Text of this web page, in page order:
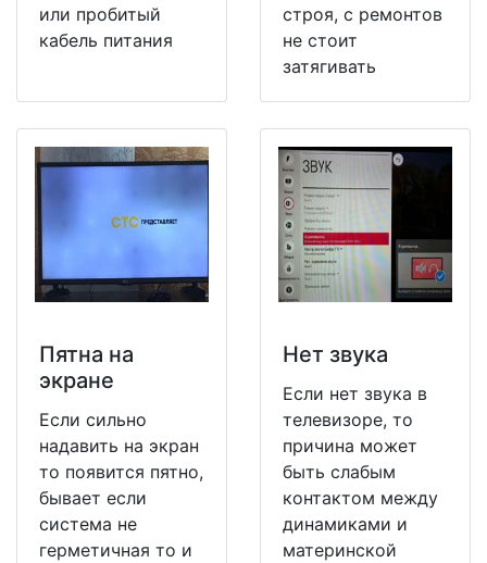
или пробитый
кабель питания
строя, с ремонтов
не стоит
затягивать
Пятна на
экране
Если сильно
надавить на экран
то появится пятно,
бывает если
система не
герметичная то и
Нет звука
Если нет звука в
телевизоре, то
причина может
быть слабым
контактом между
динамиками и
материнской